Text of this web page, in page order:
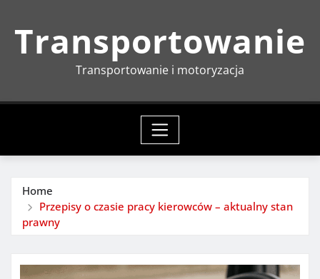
Transportowanie
Transportowanie i motoryzacja
Home
Przepisy o czasie pracy kierowców – aktualny stan
prawny